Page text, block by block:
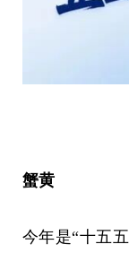
蟹黄
今年是“十五